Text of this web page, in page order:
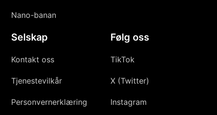
Nano-banan
Selskap
Kontakt oss
Tjenestevilkår
Personvernerklæring
Følg oss
TikTok
X (Twitter)
Instagram